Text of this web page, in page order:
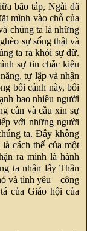
bão táp, Ngài đã
mình vào chỗ của
chúng ta là những
sự sống thật và
ta ra khỏi sự dữ.
sự tin chắc kiêu
tự lập và nhận
bối cảnh này, bối
bao nhiêu người
cần và cầu xin sự
với những người
ta. Đây không
cách thế của một
ra mình là hành
ta nhận lấy Thần
và tình yêu – công
của Giáo hội của